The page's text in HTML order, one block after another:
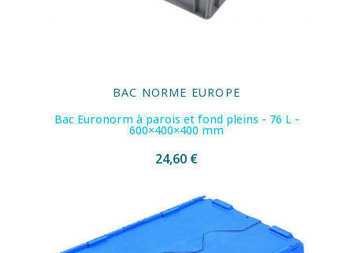
BAC NORME EUROPE
Bac Euronorm à parois et fond pleins - 76 L -
600×400×400 mm
24,60 €